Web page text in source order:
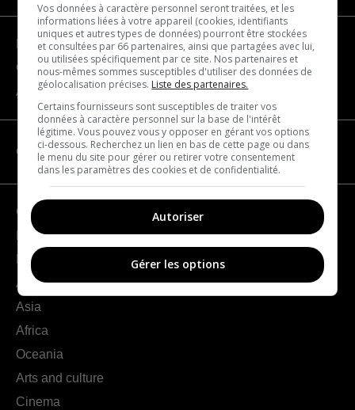
Become a partner
Contact us
About us
CATEGORIES
Geography
France
Europe
Americas
Asia
Africa
Oceania
Arts and culture
Cinema
Vos données à caractère personnel seront traitées, et les
informations liées à votre appareil (cookies, identifiants
uniques et autres types de données) pourront être stockées
et consultées par 66 partenaires, ainsi que partagées avec lui,
ou utilisées spécifiquement par ce site. Nos partenaires et
nous-mêmes sommes susceptibles d'utiliser des données de
géolocalisation précises. Liste des partenaires.
Certains fournisseurs sont susceptibles de traiter vos
données à caractère personnel sur la base de l'intérêt
légitime. Vous pouvez vous y opposer en gérant vos options
ci-dessous. Recherchez un lien en bas de cette page ou dans
le menu du site pour gérer ou retirer votre consentement
dans les paramètres des cookies et de confidentialité.
Autoriser
Gérer les options